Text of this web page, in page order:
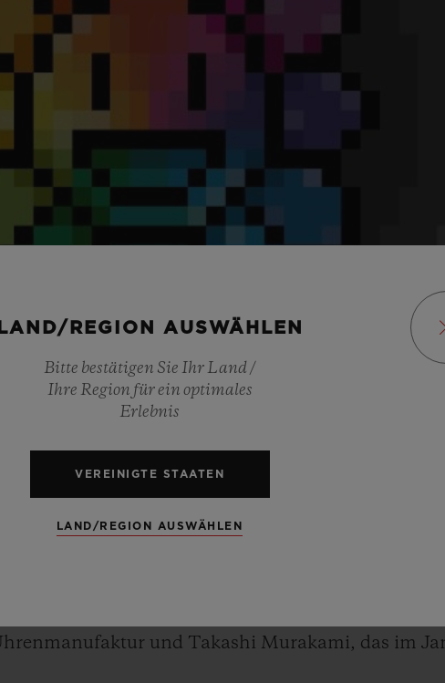
japanischen Videospielen und
Fusion Takashi Murakami All Black, das Produkt
und Takashi Murakami, das im
LAND/REGION AUSWÄHLEN
Bitte bestätigen Sie Ihr Land /
Ihre Region für ein optimales
Erlebnis
VEREINIGTE STAATEN
LAND/REGION AUSWÄHLEN